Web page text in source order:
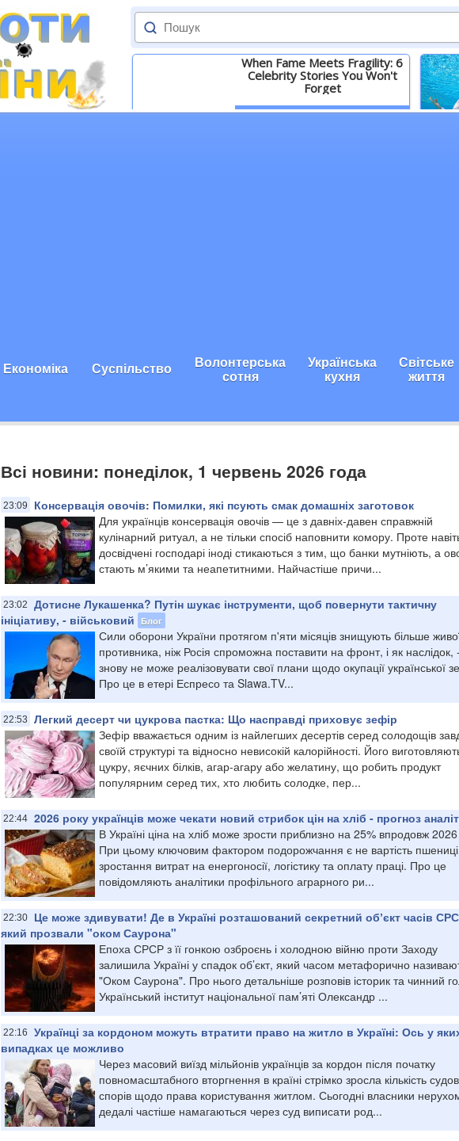
When Fame Meets Fragility: 6
Celebrity Stories You Won't
Forget
Детальніше
Економіка Суспільство Волонтерська
сотня
Українська
кухня
Світське
життя
Всі новини: понеділок, 1 червень 2026 года
23:09
Консервація овочів: Помилки, які псують смак домашніх заготовок
Для українців консервація овочів — це з давніх-давен справжній
кулінарний ритуал, а не тільки спосіб наповнити комору. Проте
досвідчені господарі іноді стикаються з тим, що банки мутніють, а
стають м’якими та неапетитними. Найчастіше причи...
23:02
Дотисне Лукашенка? Путін шукає інструменти, щоб повернути тактичну
ініціативу, - військовий
Блог
Сили оборони України протягом п'яти місяців знищують більше
противника, ніж Росія спроможна поставити на фронт, і як наслідок,
знову не може реалізовувати свої плани щодо окупації української
Про це в етері Еспресо та Slawa.TV...
22:53
Легкий десерт чи цукрова пастка: Що насправді приховує зефір
Зефір вважається одним із найлегших десертів серед солодощів
своїй структурі та відносно невисокій калорійності. Його
цукру, яєчних білків, агар-агару або желатину, що робить продукт
популярним серед тих, хто любить солодке, пер...
22:44 2026 року українців може чекати новий стрибок цін на хліб - прогноз
В Україні ціна на хліб може зрости приблизно на 25% впродовж
При цьому ключовим фактором подорожчання є не вартість
зростання витрат на енергоносії, логістику та оплату праці. Про це
повідомляють аналітики профільного аграрного ри...
22:30
Це може здивувати! Де в Україні розташований секретний обʼєкт часів
який прозвали "оком Саурона"
Епоха СРСР з її гонкою озброєнь і холодною війню проти Заходу
залишила Україні у спадок об’єкт, який часом метафорично
"Оком Саурона". Про нього детальніше розповів історик та чинний
Український інститут національної пам’яті Олександр ...
22:16
Українці за кордоном можуть втратити право на житло в Україні: Ось у
випадках це можливо
Через масовий виїзд мільйонів українців за кордон після початку
повномасштабного вторгнення в країні стрімко зросла кількість
спорів щодо права користування житлом. Сьогодні власники
дедалі частіше намагаються через суд виписати род...